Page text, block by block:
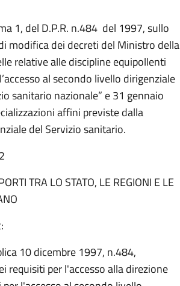
1, del D.P.R. n.484 del 1997, sullo
modifica dei decreti del Ministro della
relative alle discipline equipollenti
al secondo livello dirigenziale
sanitario nazionale” e 31 gennaio
affini previste dalla
del Servizio sanitario.
TRA LO STATO, LE REGIONI E LE
10 dicembre 1997, n.484,
requisiti per l'accesso alla direzione